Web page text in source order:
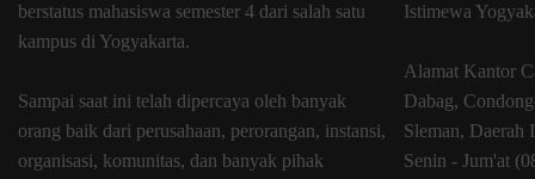
berstatus mahasiswa semester 4 dari salah satu
kampus di Yogyakarta.
Sampai saat ini telah dipercaya oleh banyak
orang baik dari perusahaan, perorangan, instansi,
organisasi, komunitas, dan banyak pihak
Istimewa
Alamat Kantor
Dabag,
Sleman, Daerah
Senin - Jum'at